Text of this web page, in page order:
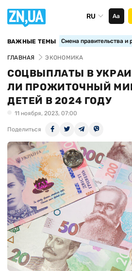
RU Аа
ВАЖНЫЕ ТЕМЫ Смена правительства и
ГЛАВНАЯ ЭКОНОМИКА
СОЦВЫПЛАТЫ В
ЛИ ПРОЖИТОЧНЫЙ
ДЕТЕЙ В 2024 ГОДУ
11 ноября, 2023, 07:00
Поделиться